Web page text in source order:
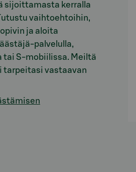
sijoittamasta kerralla
vaihtoehtoihin,
ja aloita
palvelulla,
tai S-mobiilissa. Meiltä
tarpeitasi vastaavan